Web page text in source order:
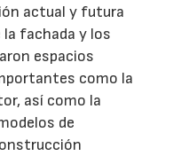
actual y futura
la fachada y los
espacios
como la
así como la
de